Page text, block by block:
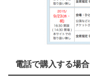
電話で購入する場合